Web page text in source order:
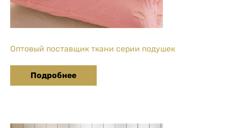
Оптовый поставщик ткани серии подушек
Подробнее